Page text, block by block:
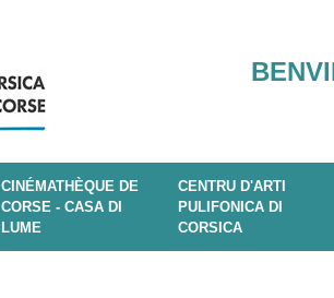
CINÉMATHÈQUE DE
CORSE - CASA DI
LUME
CENTRU D'ARTI
PULIFONICA DI
CORSICA